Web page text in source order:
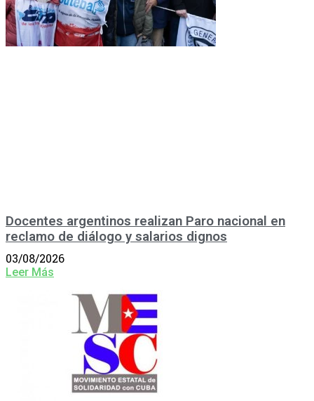
Docentes argentinos realizan Paro nacional en
reclamo de diálogo y salarios dignos
03/08/2026
Leer Más